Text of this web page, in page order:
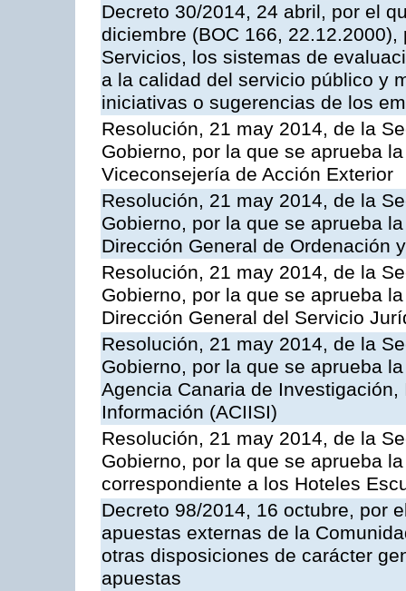
Decreto 30/2014, 24 abril, por el
diciembre (BOC 166,
Servicios, los sistemas de
a la calidad del servicio público y
iniciativas o sugerencias de los
Resolución, 21 may 2014, de la
Gobierno, por la que se aprueba
Viceconsejería de Acción Exterior
Resolución, 21 may 2014, de la
Gobierno, por la que se aprueba
Dirección General de Ordenación
Resolución, 21 may 2014, de la
Gobierno, por la que se aprueba
Dirección General del Servicio
Resolución, 21 may 2014, de la
Gobierno, por la que se aprueba
Agencia Canaria de
Información (ACIISI)
Resolución, 21 may 2014, de la
Gobierno, por la que se aprueba
correspondiente a los Hoteles
Decreto 98/2014, 16 octubre, por
apuestas externas de la
otras disposiciones de carácter
apuestas